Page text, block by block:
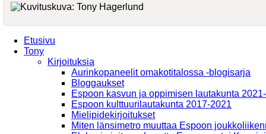
Etusivu
Tony
Kirjoituksia
Aurinkopaneelit omakotitalossa -blogisarja
Bloggaukset
Espoon kasvun ja oppimisen lautakunta
Espoon kulttuurilautakunta 2017-2021
Mielipidekirjoitukset
Miten länsimetro muuttaa Espoon